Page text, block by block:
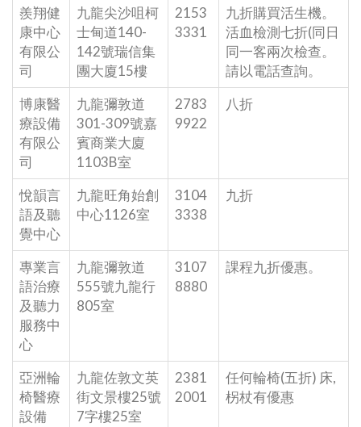
羨翔健
康中心
有限公
司
九龍尖沙咀柯
士甸道140-
142號瑞信集
團大廈15樓
2153
3331
九折購買活生機。
活血檢測七折(同日
同一客兩次檢查。
請以電話查詢。
博康醫
療設備
有限公
司
九龍彌敦道
301-309號嘉
賓商業大廈
1103B室
2783
9922
八折
悅韻言
語及聽
覺中心
九龍旺角始創
中心1126室
3104
3338
九折
專業言
語治療
及聽力
服務中
心
九龍彌敦道
555號九龍行
805室
3107
8880
課程九折優惠。
亞洲輪
椅醫療
設備
九龍佐敦文英
街文景樓25號
7字樓25室
2381
2001
任何輪椅(五折) 床,
柺杖有優惠